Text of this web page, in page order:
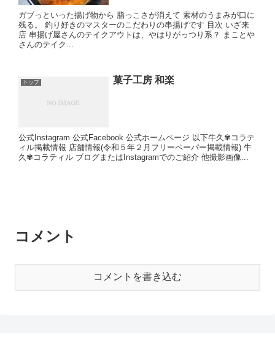
ガブっといった揚げ物から 脂っこさが消えて 素材のうまみが口に
残る。 釣り好きのマスターのこだわりの串揚げです 目次 いざ来
店 串揚げ屋さんのテイクアウトは、やはりがっつり系？ まことや
さんのテイク...
トップ 菓子工房 和楽
公式Instagram 公式Facebook 公式ホームページ 以下牛久✾コラテ
ィル掲載情報 店舗情報(令和５年２月フリーペーパー掲載情報) 牛
久✾コラティル ブログまたはInstagramでのご紹介 他撮影画像...
コメント
コメントを書き込む